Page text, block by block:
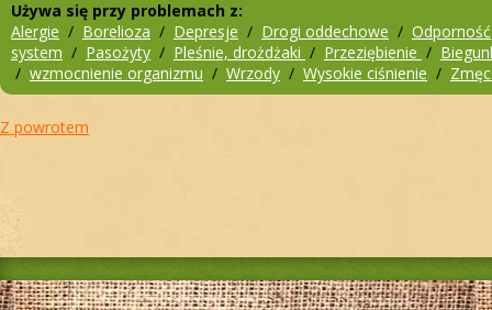
Używa się przy problemach z:
Alergie / Borelioza / Depresje / Drogi oddechowe / Odporność
system / Pasożyty / Pleśnie, drożdżaki / Przeziębienie /
/ wzmocnienie organizmu / Wrzody / Wysokie ciśnienie /
Z powrotem